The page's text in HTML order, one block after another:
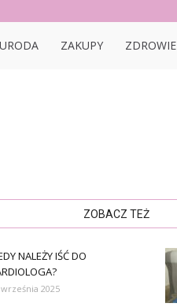
URODA ZAKUPY ZDROWIE
ZOBACZ TEŻ
NALEŻY IŚĆ DO
2025